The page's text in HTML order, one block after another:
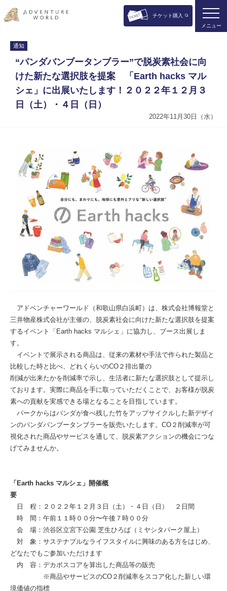
チケット購入
メニュー
通知
“パンダバンブータンブラー”で脱炭素社会に向
けた新たな選択肢を提案 「Earth hacks マル
シェ」に出展いたします！２０２２年１２月３
日（土）・４日（日）
2022年11月30日（水）
アドベンチャーワールド（和歌山県白浜町）は、株式会社博報堂と
三井物産株式会社が主催の、脱炭素社会に向けた新たな選択肢を提案
するイベント「Earth hacks マルシェ」に協力し、ブース出展しま
す。
イベントで展示される商品は、従来の素材や手法で作られた製品と
比較した時と比べ、どれくらいのCO２排出量の
削減が出来たかを削減率で示し、生活者に新たな選択肢として提示し
ております。実際に商品を手に取っていただくことで、お客様が脱炭
素への貢献を実感できる場となることを目指しています。
パークからはパンダが食べ残した竹をアップサイクルした新デザイ
ンのパンダバンブータンブラーを販売いたします。CO２削減率が可
視化された商品やサービスを通して、脱炭素アクションの機会につな
げてみませんか。
「Earth hacks マルシェ」開催概
要
日 程：２０２２年１２月３日（土）・４日（日） ２日間
時 間：午前１１時００分〜午後７時００分
会 場：渋谷区立宮下公園 芝生ひろば（ミヤシタパーク屋上）
対 象：サステナブルなライフスタイルに興味のある方をはじめ、
どなたでもご参加いただけます
内 容：デカボスコアを算出した商品等の販売
※商品やサービスのCO２削減率をスコア化した新しい環
境価値の指標